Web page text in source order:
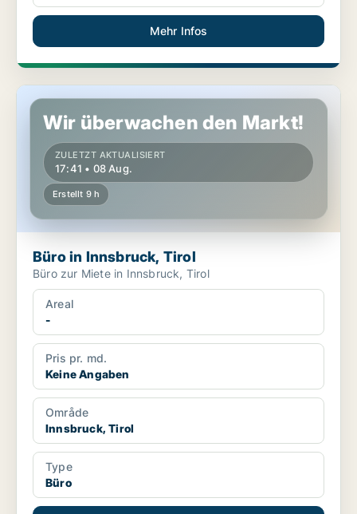
Mehr Infos
Büro in Innsbruck, Tirol
Wir überwachen den Markt!
ZULETZT AKTUALISIERT
17:41 • 08 Aug.
Erstellt 9 h
Büro in Innsbruck, Tirol
Büro zur Miete in Innsbruck, Tirol
Areal
-
Pris pr. md.
Keine Angaben
Område
Innsbruck, Tirol
Type
Büro